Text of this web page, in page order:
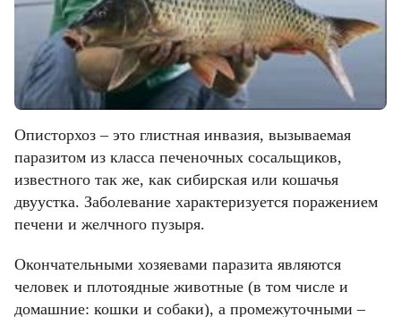
Описторхоз – это глистная инвазия, вызываемая
паразитом из класса печеночных сосальщиков,
известного так же, как сибирская или кошачья
двуустка. Заболевание характеризуется поражением
печени и желчного пузыря.
Окончательными хозяевами паразита являются
человек и плотоядные животные (в том числе и
домашние: кошки и собаки), а промежуточными –